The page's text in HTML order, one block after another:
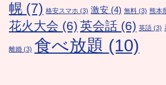
幌 (7) 格安スマホ (3) 激安 (4) 無料 (3) 熊本
花火大会 (6) 英会話 (6) 英語 (3)
離婚 (3) 食べ放題 (10)